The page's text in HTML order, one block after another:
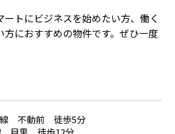
トにビジネスを始めたい方、働く
におすすめの物件です。ぜひ一度
線 不動前 徒歩5分